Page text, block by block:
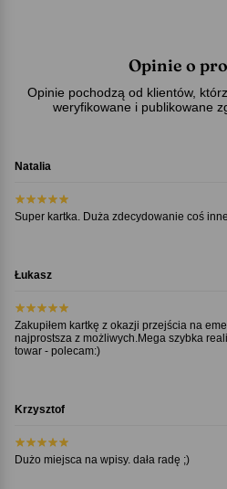
Opinie o
Opinie pochodzą od klientów,
weryfikowane i publikowane
Natalia
Super kartka. Duża zdecydowanie coś
Łukasz
Zakupiłem kartkę z okazji przejścia na
najprostsza z możliwych.Mega szybka
towar - polecam:)
Krzysztof
Dużo miejsca na wpisy. dała radę ;)